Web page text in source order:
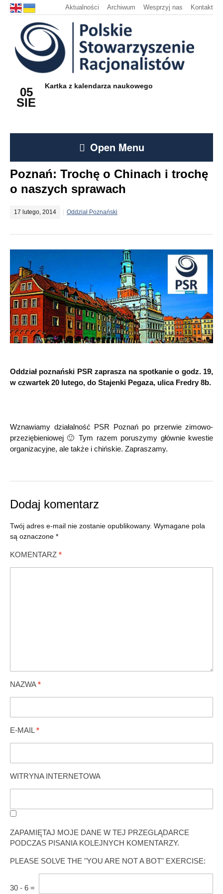
Aktualności Archiwum Wesprzyj nas Kontakt
05
SIE
Kartka z kalendarza naukowego
Open Menu
Poznań: Trochę o Chinach i trochę
o naszych sprawach
17 lutego, 2014 Oddział Poznański
Oddział poznański PSR zaprasza na spotkanie o godz. 19,
w czwartek 20 lutego, do Stajenki Pegaza, ulica Fredry 8b.
Wznawiamy działalność PSR Poznań po przerwie zimowo-
przeziębieniowej 🙂 Tym razem poruszymy głównie kwestie
organizacyjne, ale także i chińskie. Zapraszamy.
Dodaj komentarz
Twój adres e-mail nie zostanie opublikowany. Wymagane pola
są oznaczone *
KOMENTARZ *
NAZWA*
E-MAIL *
WITRYNA INTERNETOWA
ZAPAMIĘTAJ MOJE DANE W TEJ PRZEGLĄDARCE
PODCZAS PISANIA KOLEJNYCH KOMENTARZY.
PLEASE SOLVE THE "YOU ARE NOT A BOT" EXERCISE:
30 - 6 =